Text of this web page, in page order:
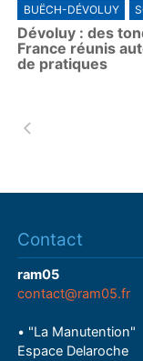
BUËCH-DÉVOLUY
Dévoluy : des
France réunis
de pratiques
Contact
ram05
contact@ram05.fr
• "La Manutention"
Espace Delaroche